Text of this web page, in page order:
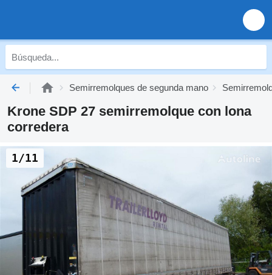
Semirremolques de segunda mano
Krone SDP 27 semirremolque con lona
corredera
1/11